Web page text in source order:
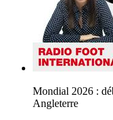
Mondial 2026 :
Angleterre